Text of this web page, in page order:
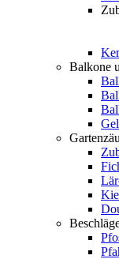
Balkone